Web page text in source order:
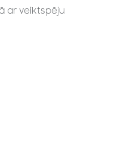
ar veiktspēju